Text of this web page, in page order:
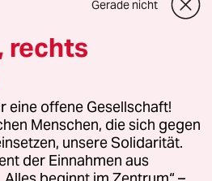
GmbH
Fragen oder für Genehmigungen
Kommune-Richtlinien
Gerade nicht
rechts
eine offene Gesellschaft!
Menschen, die sich gegen
unsere Solidarität.
der Einnahmen aus